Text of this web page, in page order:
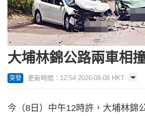
大埔林錦公路兩車相
突發 更新時間：12:54 2026-08-08 HKT
今（8日）中午12時許，大埔林錦